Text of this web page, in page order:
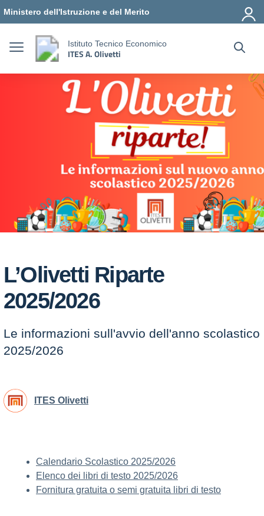
Ministero dell'Istruzione e del Merito
Istituto Tecnico Economico
ITES A. Olivetti
L’Olivetti Riparte
2025/2026
Le informazioni sull'avvio dell'anno scolastico
2025/2026
ITES Olivetti
Calendario Scolastico 2025/2026
Elenco dei libri di testo 2025/2026
Fornitura gratuita o semi gratuita libri di testo